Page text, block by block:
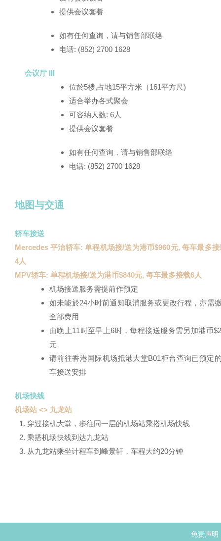
提供会议套餐
如有任何查询，请与销售部联络
电话: (852) 2700 1628
会议厅 III
位於5楼,占地15平方米（161平方尺)
适合举办各式聚会
可容纳人数: 6人
提供会议套餐
如有任何查询，请与销售部联络
电话: (852) 2700 1628
地图与交通
轿车接送
Mercedes 平治轿车: 单程机场接/送为港币$960元, 每车最多接
4人
MPV轿车: 单程机场接/送为港币$840元, 每车最多接载6人
机场接送服务需提前作预定
如未能於24小时前通知取消服务或更改行程，亦需
全部费用
由晚上11时至早上6时，每程接送服务需另加港币
元
请前往香港国际机场抵港大堂B01柜台查询已预定
车接送安排
机场快线
机场站 <> 九龙站
穿过接机大堂，步往同一层的机场站乘搭机场快线
乘搭机场快线到达九龙站
从九龙站乘坐计程车到峰景轩，车程大约20分钟
免责声明